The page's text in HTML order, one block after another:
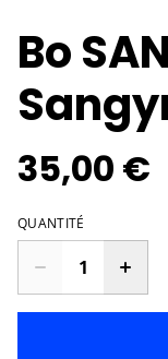
Bo
35,00 €
QUANTITÉ